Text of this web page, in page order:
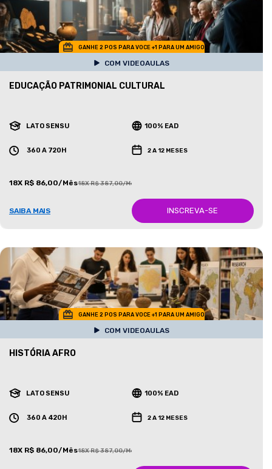
GANHE 2 POS PARA VOCE +1 PARA UM AMIGO
COM VIDEOAULAS
EDUCAÇÃO PATRIMONIAL CULTURAL
LATO SENSU 100% EAD
360 A 720H 2 A 12 MESES
18X R$ 86,00/Mês18X R$ 387,00/Mês
SAIBA MAIS INSCREVA-SE
GANHE 2 POS PARA VOCE +1 PARA UM AMIGO
COM VIDEOAULAS
HISTÓRIA AFRO
LATO SENSU 100% EAD
360 A 420H 2 A 12 MESES
18X R$ 86,00/Mês18X R$ 387,00/Mês